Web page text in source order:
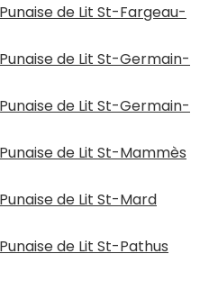
de Lit St-Fargeau-
de Lit St-Germain-
de Lit St-Germain-
de Lit St-Mammès
de Lit St-Mard
de Lit St-Pathus